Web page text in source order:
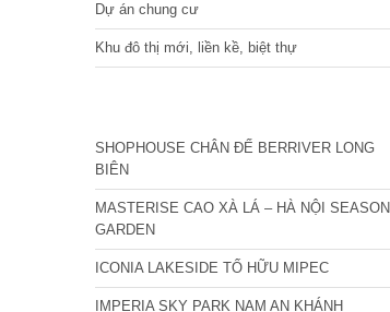
Dự án chung cư
Khu đô thị mới, liền kề, biệt thự
SHOPHOUSE CHÂN ĐẾ BERRIVER LONG
BIÊN
MASTERISE CAO XÀ LÁ – HÀ NỘI SEASON
GARDEN
ICONIA LAKESIDE TỐ HỮU MIPEC
IMPERIA SKY PARK NAM AN KHÁNH